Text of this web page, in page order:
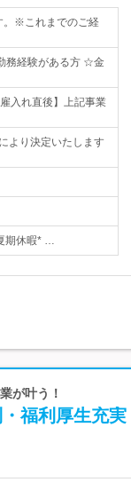
。※これまでのご経
務経験がある方 ☆金
入れ直後】上記事業
より決定いたします
期休暇* …
が叶う！
福利厚生充実